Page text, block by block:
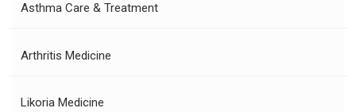
Asthma Care & Treatment
Arthritis Medicine
Likoria Medicine